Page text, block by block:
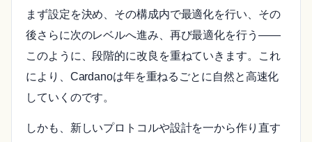
まず設定を決め、その構成内で最適化を行い、その
後さらに次のレベルへ進み、再び最適化を行う――
このように、段階的に改良を重ねていきます。これ
により、Cardanoは年を重ねるごとに自然と高速化
していくのです。
しかも、新しいプロトコルや設計を一から作り直す